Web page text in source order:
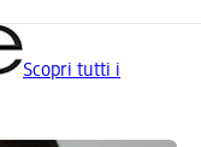
Scopri tutti i